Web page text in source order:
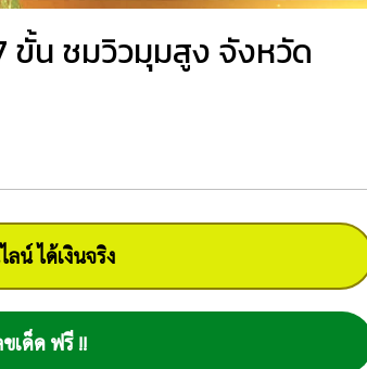
ขั้น ชมวิวมุมสูง จังหวัด
น์ ได้เงินจริง
เด็ด ฟรี !!